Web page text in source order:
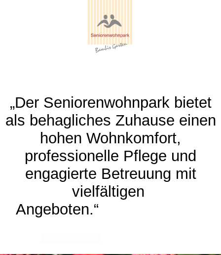
„Der Seniorenwohnpark bietet
als behagliches Zuhause einen
hohen Wohnkomfort,
professionelle Pflege und
engagierte Betreuung mit
vielfältigen
Angeboten.“